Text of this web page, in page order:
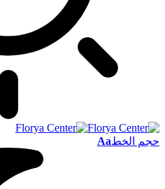
حجم الخطAa